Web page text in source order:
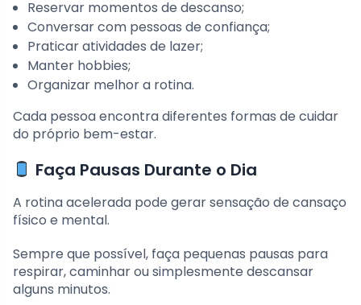
Reservar momentos de descanso;
Conversar com pessoas de confiança;
Praticar atividades de lazer;
Manter hobbies;
Organizar melhor a rotina.
Cada pessoa encontra diferentes formas de cuidar
do próprio bem-estar.
Faça Pausas Durante o Dia
A rotina acelerada pode gerar sensação de cansaço
físico e mental.
Sempre que possível, faça pequenas pausas para
respirar, caminhar ou simplesmente descansar
alguns minutos.